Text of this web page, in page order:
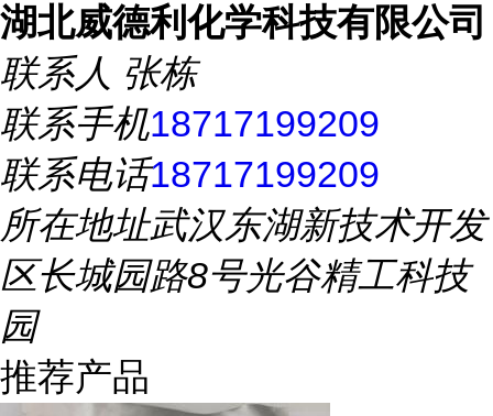
湖北威德利化学科技有限公司
联系人 张栋
联系手机18717199209
联系电话18717199209
所在地址武汉东湖新技术开发
区长城园路8号光谷精工科技
园
推荐产品